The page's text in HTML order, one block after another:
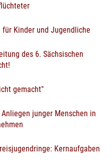
Kinder und Jugendliche
des 6. Sächsischen
gemacht"
junger Menschen in
Kernaufgaben